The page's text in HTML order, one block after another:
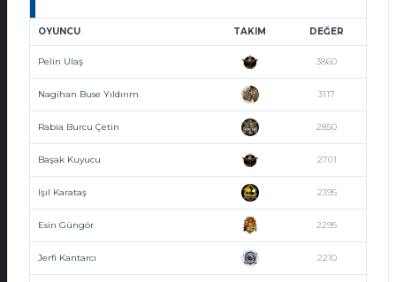
OYUNCU TAKIM DEĞER
Pelin Ulaş 3860
Nagihan Buse Yıldırım 3117
Rabia Burcu Çetin 2850
Başak Kuyucu 2701
Işıl Karataş 2395
Esin Güngör 2295
Jerfi Kantarcı 2210